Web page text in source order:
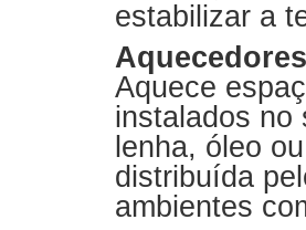
estabilizar a
Aquece
instalados no
lenha, óleo
distribuída
ambientes